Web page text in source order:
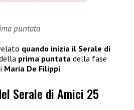
puntata
quando inizia il Serale di
prima puntata della fase
Maria De Filippi.
Serale di Amici 25